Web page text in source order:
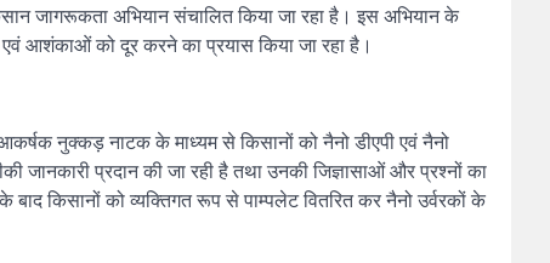
जागरूकता अभियान संचालित किया जा रहा है। इस अभियान के
एवं आशंकाओं को दूर करने का प्रयास किया जा रहा है।
आकर्षक नुक्कड़ नाटक के माध्यम से किसानों को नैनो डीएपी एवं नैनो
जानकारी प्रदान की जा रही है तथा उनकी जिज्ञासाओं और प्रश्नों का
किसानों को व्यक्तिगत रूप से पाम्पलेट वितरित कर नैनो उर्वरकों के